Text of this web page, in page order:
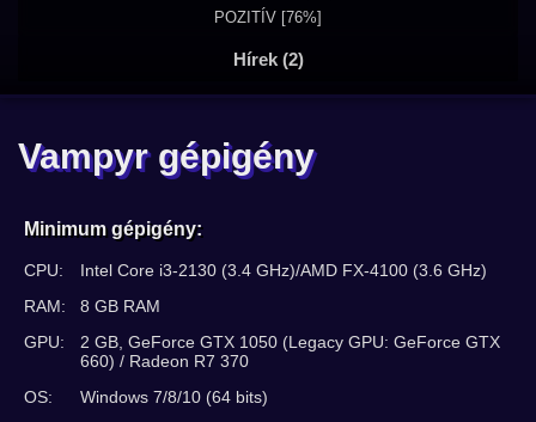
POZITÍV [76%]
Hírek (2)
Vampyr gépigény
Minimum gépigény:
CPU:
Intel Core i3-2130 (3.4 GHz)/AMD FX-4100 (3.6 GHz)
RAM:
8 GB RAM
GPU:
2 GB, GeForce GTX 1050 (Legacy GPU: GeForce GTX
660) / Radeon R7 370
OS:
Windows 7/8/10 (64 bits)